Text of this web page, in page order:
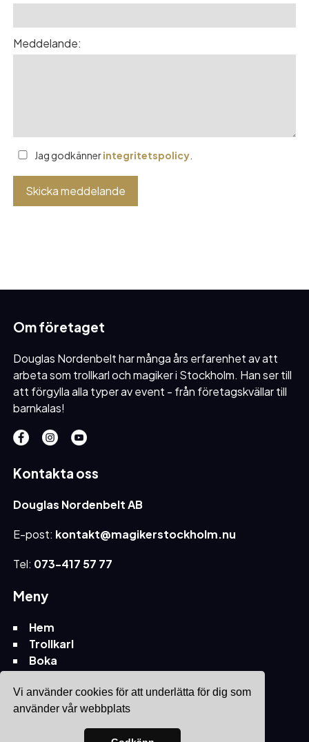
Vi använder cookies för att underlätta för dig som
använder vår webbplats
Meddelande:
Jag godkännerintegritetspolicy
Om företaget
Douglas Nordenbelt har många års erfarenhet av att
arbeta som trollkarl och magiker i Stockholm. Han ser till
att förgylla alla typer av event - från företagskvällar till
barnkalas!
Kontakta oss
Douglas Nordenbelt AB
E-post: kontakt@magikerstockholm.nu
Tel: 073-417 57 77
Meny
Hem
Trollkarl
Boka
©2026